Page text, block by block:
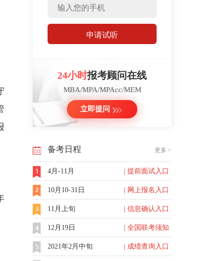
申请试听
24小时报考顾问在线
MBA/MPA/MPAcc/MEM
立即提问
备考日程 更多 >
4月-11月 | 提前面试入口
10月10-31日 | 网上报名入口
11月上旬 | 信息确认入口
12月19日 | 全国联考须知
2021年2月中旬 | 成绩查询入口